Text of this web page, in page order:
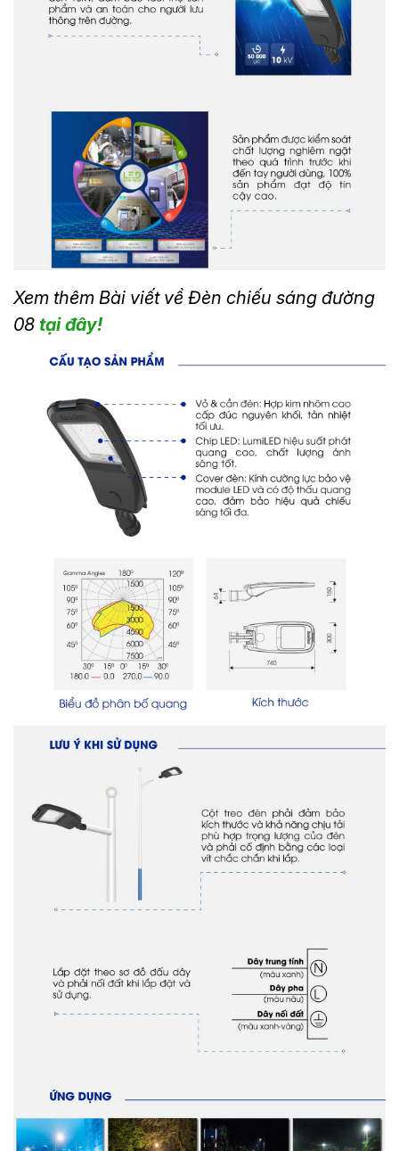
Xem thêm Bài viết về Đèn chiếu sáng đường
08 tại đây!